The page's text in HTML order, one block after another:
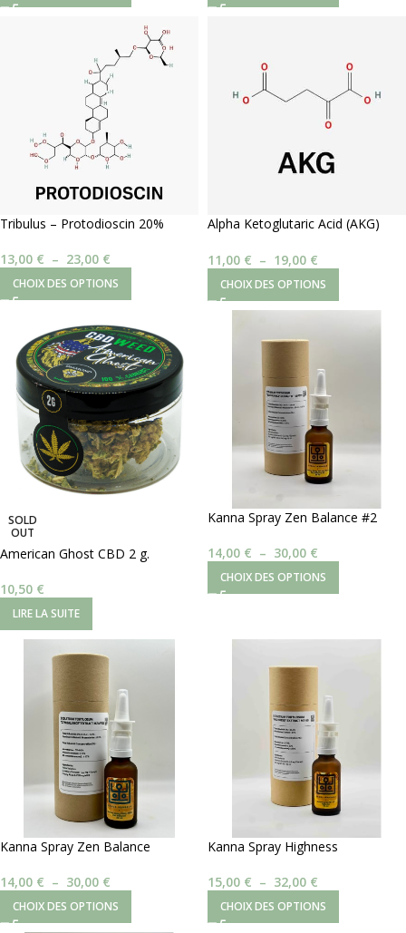
Tribulus – Protodioscin 20%
13,00 € – 23,00 €
CHOIX DES OPTIONS
Alpha Ketoglutaric Acid (AKG)
11,00 € – 19,00 €
CHOIX DES OPTIONS
SOLD
OUT
American Ghost CBD 2 g.
10,50 €
LIRE LA SUITE
Kanna Spray Zen Balance #2
14,00 € – 30,00 €
CHOIX DES OPTIONS
Kanna Spray Zen Balance
14,00 € – 30,00 €
CHOIX DES OPTIONS
Kanna Spray Highness
15,00 € – 32,00 €
CHOIX DES OPTIONS